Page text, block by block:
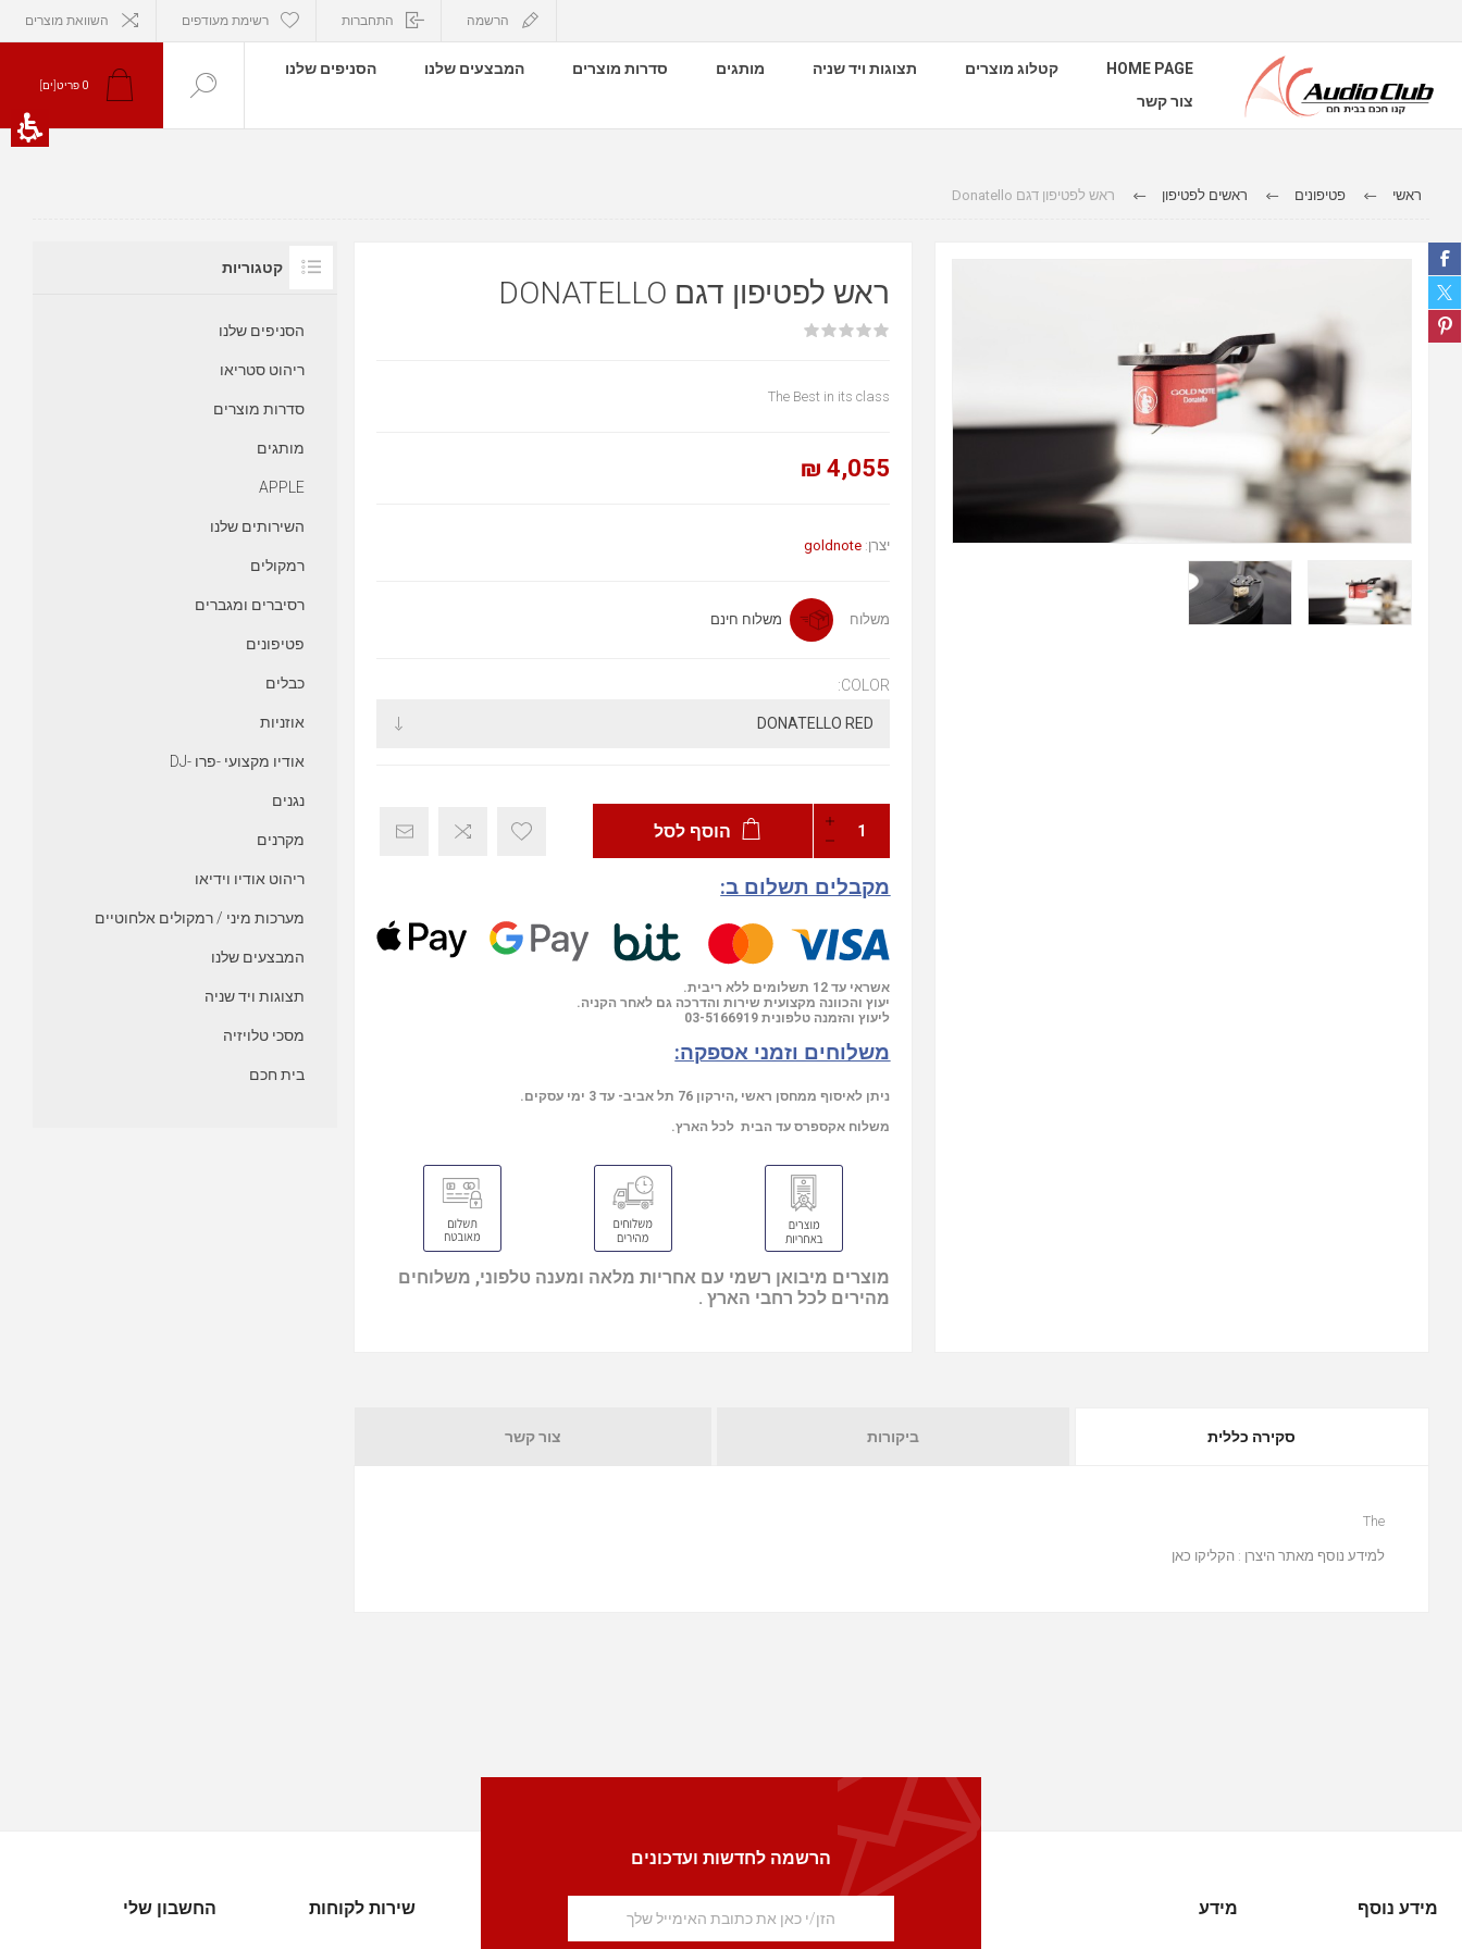
הרשמה התחברות רשימת מעודפים השוואת מוצרים
HOME PAGE קטלוג מוצרים תצוגות ויד שניה מותגים סדרות מוצרים המבצעים שלנו
הסניפים שלנו
צור קשר
0 פריט[ים]
ראשי פטיפונים ראשים לפטיפון ראש לפטיפון דגם Donatello
ראש לפטיפון דגם DONATELLO
The Best in its class
4,055 ₪
יצרן: goldnote
משלוח משלוח חינם
COLOR:
הוסף לסל
מקבלים תשלום ב:
אשראי עד 12 תשלומים ללא ריבית.
יעוץ והכוונה מקצועית שירות והדרכה גם לאחר הקניה.
ליעוץ והזמנה טלפונית 03-5166919
משלוחים וזמני אספקה:
ניתן לאיסוף ממחסן ראשי ,הירקון 76 תל אביב- עד 3 ימי עסקים.
משלוח אקספרס עד הבית לכל הארץ.
מוצרים מיבואן רשמי עם אחריות מלאה ומענה טלפוני, משלוחים
מהירים לכל רחבי הארץ .
סקירה כללית ביקורות צור קשר
The
למידע נוסף מאתר היצרן : הקליקו כאן
קטגוריות
הסניפים שלנו
ריהוט סטריאו
סדרות מוצרים
מותגים
APPLE
השירותים שלנו
רמקולים
רסיברים ומגברים
פטיפונים
כבלים
אוזניות
אודיו מקצועי -פרו -DJ
נגנים
מקרנים
ריהוט אודיו וידיאו
מערכות מיני / רמקולים אלחוטיים
המבצעים שלנו
תצוגות ויד שניה
מסכי טלויזיה
בית חכם
הרשמה לחדשות ועדכונים
מידע נוסף מידע שירות לקוחות החשבון שלי